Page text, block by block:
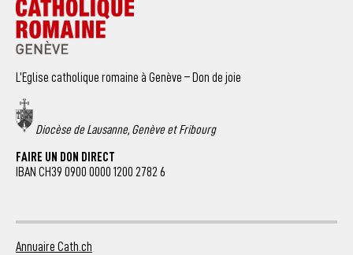
L’Eglise catholique romaine à Genève – Don de joie
Diocèse de Lausanne, Genève et Fribourg
FAIRE UN DON DIRECT
IBAN CH39 0900 0000 1200 2782 6
Annuaire Cath.ch